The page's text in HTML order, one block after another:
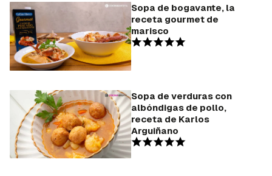
Sopa de bogavante, la
receta gourmet de
marisco
Sopa de verduras con
albóndigas de pollo,
receta de Karlos
Arguiñano